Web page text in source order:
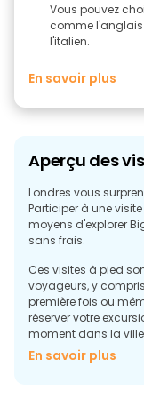
Vous pouvez
comme
l'italien.
En savoir plus
Aperçu des
Londres vous
Participer à une
moyens d'explorer
sans frais.
Ces visites à pied
voyageurs, y
première fois ou
réserver votre
moment dans la
(l'espagnol et
fin, laissez
En savoir plus